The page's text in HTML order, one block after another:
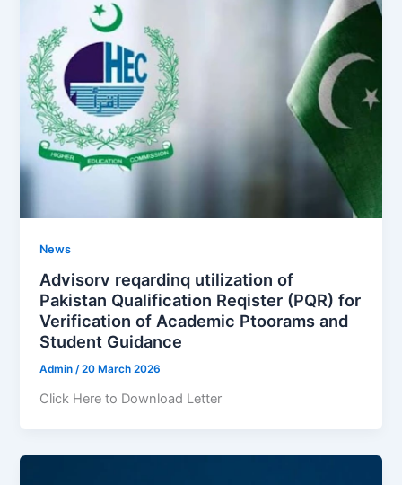
News
Advisorv reqardinq utilization of
Pakistan Qualification Reqister (PQR) for
Verification of Academic Ptoorams and
Student Guidance
Admin/20 March 2026
Click Here to Download Letter